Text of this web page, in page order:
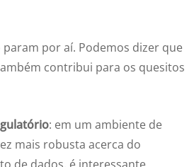
param por aí. Podemos dizer que
contribui para os quesitos
: em um ambiente de
mais robusta acerca do